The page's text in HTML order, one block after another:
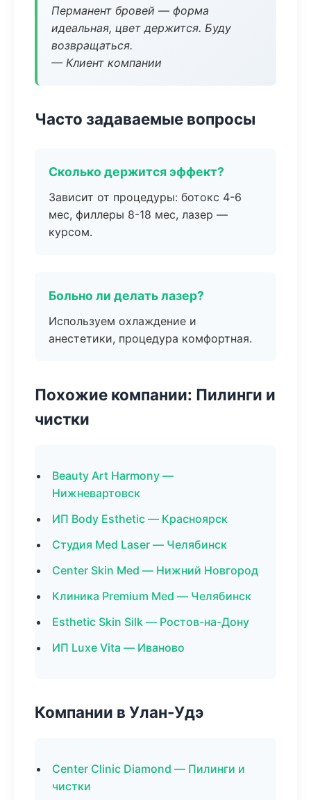
Перманент бровей — форма
идеальная, цвет держится. Буду
возвращаться.
— Клиент компании
Часто задаваемые вопросы
Сколько держится эффект?
Зависит от процедуры: ботокс 4-6
мес, филлеры 8-18 мес, лазер —
курсом.
Больно ли делать лазер?
Используем охлаждение и
анестетики, процедура комфортная.
Похожие компании: Пилинги и
чистки
Beauty Art Harmony —
Нижневартовск
ИП Body Esthetic — Красноярск
Студия Med Laser — Челябинск
Center Skin Med — Нижний Новгород
Клиника Premium Med — Челябинск
Esthetic Skin Silk — Ростов-на-Дону
ИП Luxe Vita — Иваново
Компании в Улан-Удэ
Center Clinic Diamond — Пилинги и
чистки